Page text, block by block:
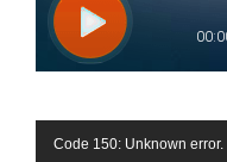
Reproductor
Code 150: Unknown error.